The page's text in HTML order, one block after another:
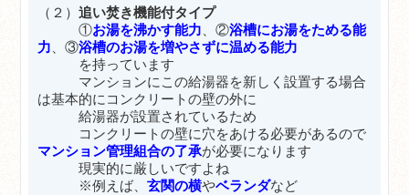
（２）追い焚き機能付タイプ
①お湯を沸かす能力 、②浴槽にお湯をためる能
力 、③浴槽のお湯を増やさずに温める能力
を持っています
マンションにこの給湯器を新しく設置する場合
は基本的にコンクリートの壁の外に
給湯器が設置されているため
コンクリートの壁に穴をあける必要があるので
マンション管理組合の了承が必要になります
現実的に厳しいですよね
※例えば、玄関の横やベランダなど